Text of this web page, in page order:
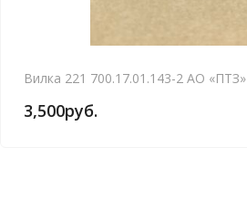
Вилка 221 700.17.01.143-2 АО «ПТЗ»
3,500руб.